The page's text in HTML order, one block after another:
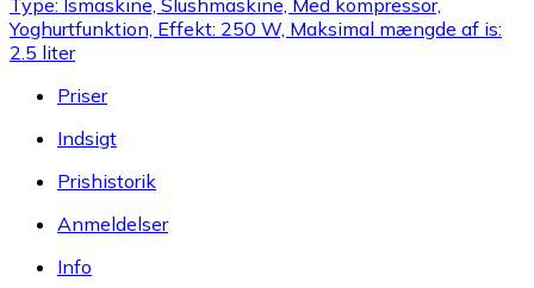
Yoghurtfunktion, Effekt: 250 W, Maksimal mængde af is:
2.5 liter
Priser
Indsigt
Prishistorik
Anmeldelser
Info